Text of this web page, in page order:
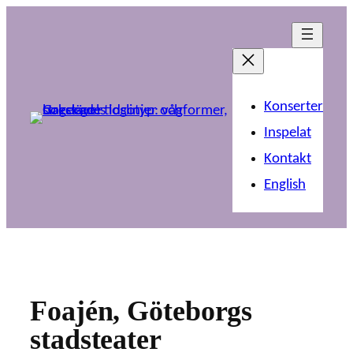
Konserter
Inspelat
Kontakt
English
Foajén, Göteborgs
stadsteater